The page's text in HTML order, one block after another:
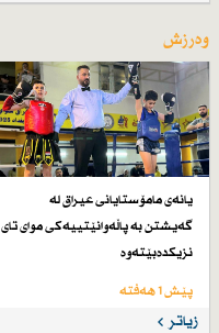
وەرزش
یانەی مامۆستایانی عیراق لە
گەیشتن بە پاڵەوانێتییەكی موای تای
نزیكدەبێتەوە
پێش 1 هەفتە
زیاتر